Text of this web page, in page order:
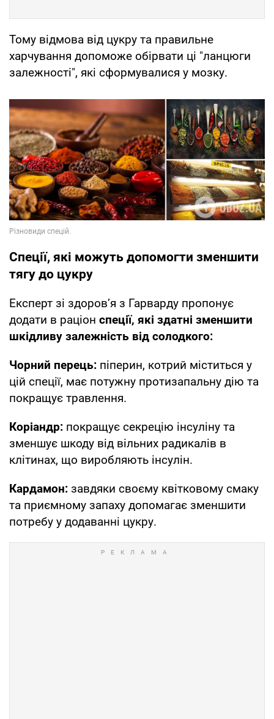
Тому відмова від цукру та правильне
харчування допоможе обірвати ці "ланцюги
залежності", які сформувалися у мозку.
Спеції, які можуть допомогти зменшити
тягу до цукру
Експерт зі здоров’я з Гарварду пропонує
додати в раціон спеції, які здатні зменшити
шкідливу залежність від солодкого:
Чорний перець: піперин, котрий міститься у
цій спеції, має потужну протизапальну дію та
покращує травлення.
Коріандр: покращує секрецію інсуліну та
зменшує шкоду від вільних радикалів в
клітинах, що виробляють інсулін.
Кардамон: завдяки своєму квітковому смаку
та приємному запаху допомагає зменшити
потребу у додаванні цукру.